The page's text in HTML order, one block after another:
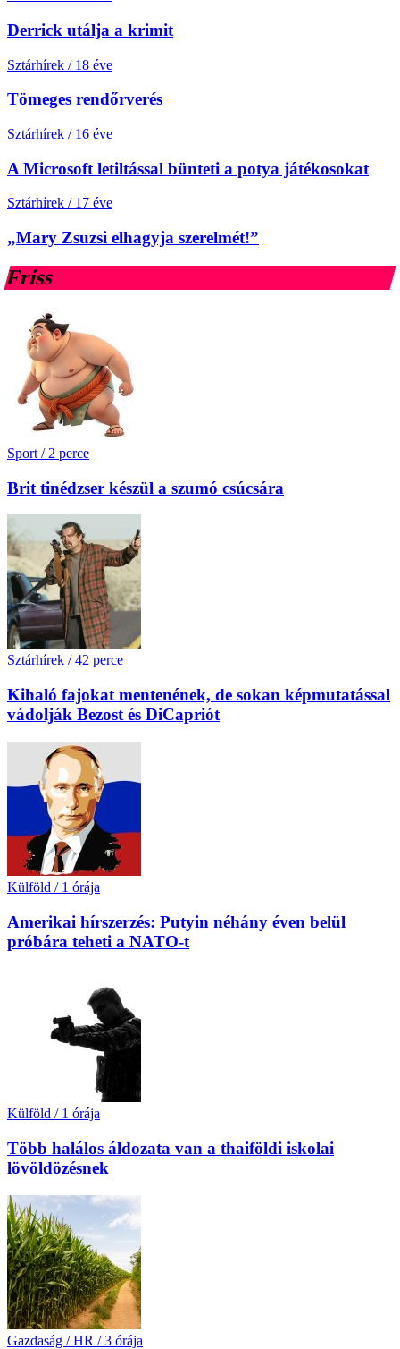
Derrick utálja a krimit
Sztárhírek / 18 éve
Tömeges rendőrverés
Sztárhírek / 16 éve
A Microsoft letiltással bünteti a potya játékosokat
Sztárhírek / 17 éve
„Mary Zsuzsi elhagyja szerelmét!”
Friss
Sport / 2 perce
Brit tinédzser készül a szumó csúcsára
Sztárhírek / 42 perce
Kihaló fajokat mentenének, de sokan képmutatással
vádolják Bezost és DiCapriót
Külföld / 1 órája
Amerikai hírszerzés: Putyin néhány éven belül
próbára teheti a NATO-t
Külföld / 1 órája
Több halálos áldozata van a thaiföldi iskolai
lövöldözésnek
Gazdaság / HR / 3 órája